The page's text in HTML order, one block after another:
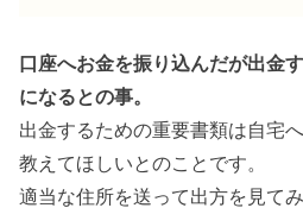
口座へお金を振り込んだが出金
になるとの事。
出金するための重要書類は自宅
教えてほしいとのことです。
適当な住所を送って出方を見てみ